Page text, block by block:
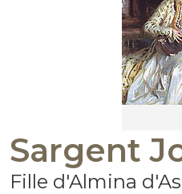
Sargent
Fille d'Almina